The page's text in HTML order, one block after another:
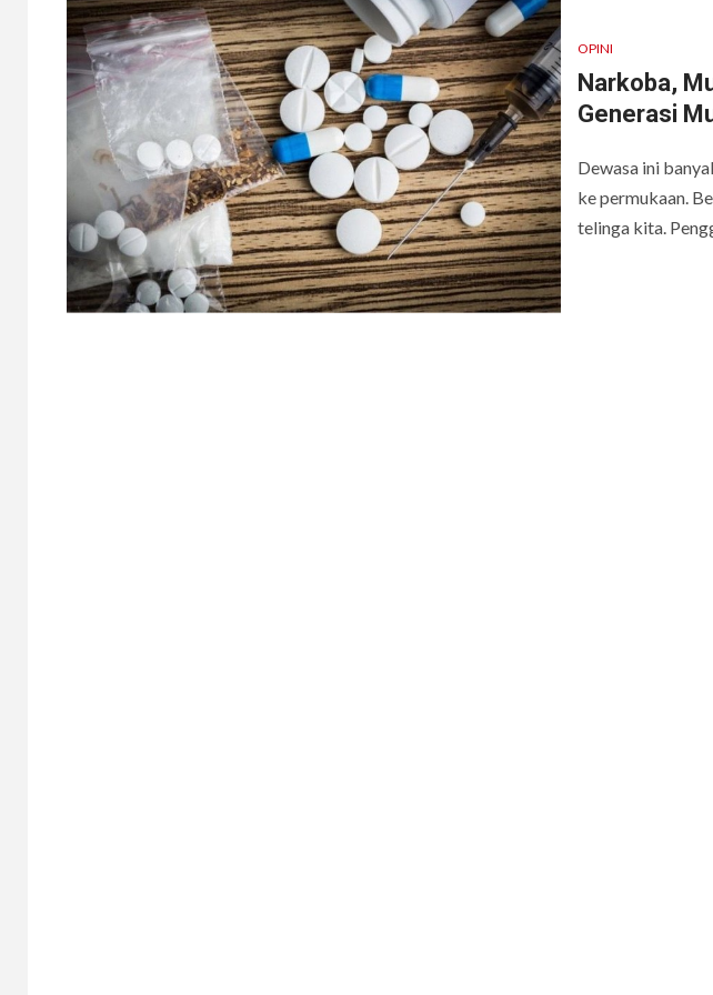
OPINI
Narkoba,
Generasi
Dewasa ini
ke permukaan.
telinga kita.